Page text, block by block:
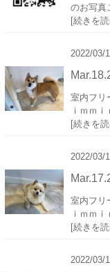
のお写真
[続きを
2022/03/
室内フ
ｉｍｍ
[続きを
2022/03/
室内フ
ｉｍｍ
[続きを
2022/03/